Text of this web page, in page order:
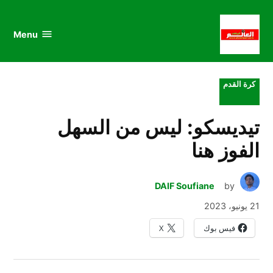
Menu
POSTED
كرة القدم
تيديسكو: ليس من السهل
الفوز هنا
by
DAIF Soufiane
21 يونيو، 2023
فيس بوك X